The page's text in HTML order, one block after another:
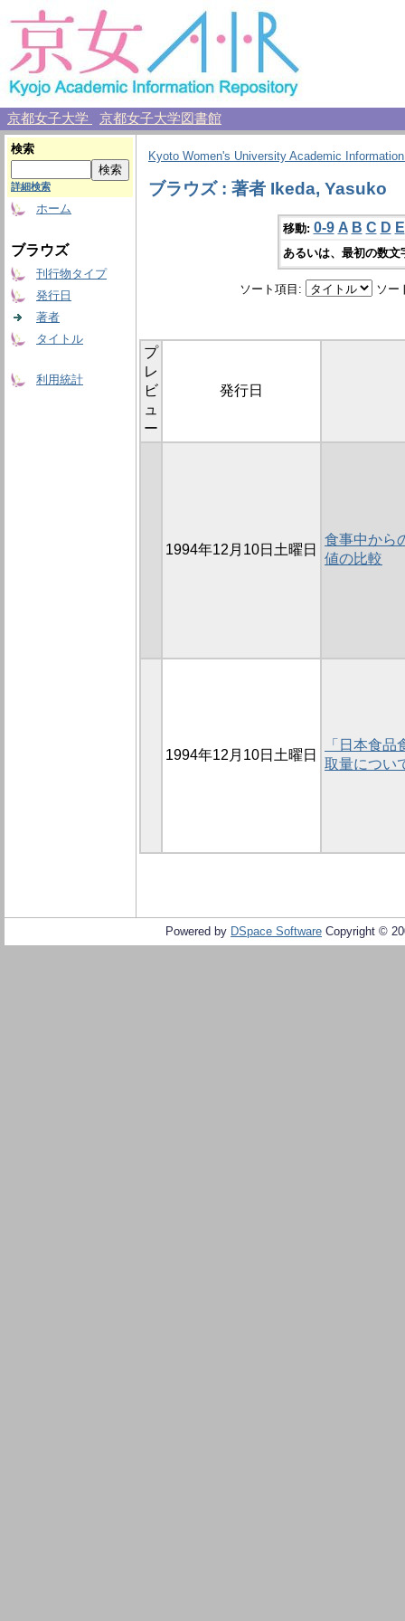
京都女子大学 京都女子大学図書館
検索
詳細検索
ホーム
ブラウズ
刊行物タイプ
発行日
著者
タイトル
利用統計
Kyoto Women's University Academic
ブラウズ : 著者 Ikeda, Yasuko
移動: 0-9 A B C D E
あるいは、最初の数
ソート項目: ソー
プ
レ
ビ
ュ
ー
発行日
1994年12月10日土曜日
食事中から
値の比較
1994年12月10日土曜日
「日本食
取量につい
Powered by DSpace Software Copyright ©